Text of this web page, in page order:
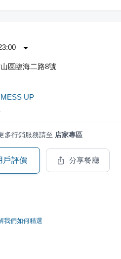
區臨海二路8號
UP
多行銷服務請至 店家專區
戶評價 分享餐廳
我們如何精選